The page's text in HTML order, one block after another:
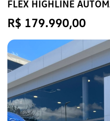
FLEX HIGHLINE
R$ 179.990,00